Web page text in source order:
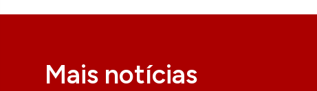
Mais notícias